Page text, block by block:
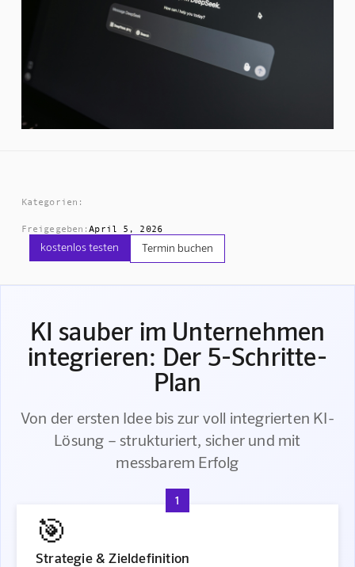
Kategorien:
Freigegeben:April 5, 2026
kostenlos testen Termin buchen
KI sauber im Unternehmen
integrieren: Der 5-Schritte-
Plan
Von der ersten Idee bis zur voll integrierten KI-
Lösung – strukturiert, sicher und mit
messbarem Erfolg
1
🎯
Strategie & Zieldefinition